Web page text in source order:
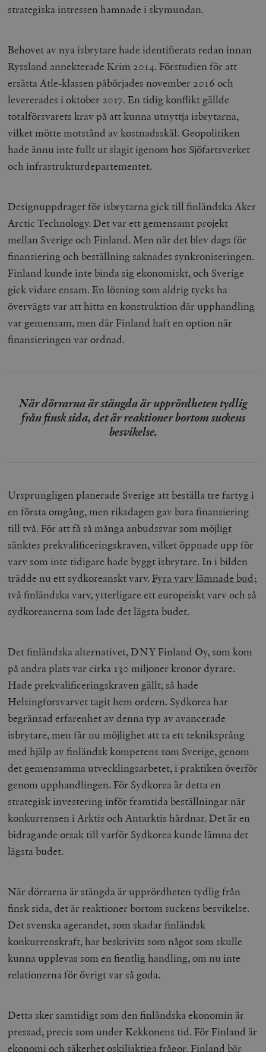
strategiska intressen hamnade i skymundan.
Behovet av nya isbrytare hade identifierats redan innan
Ryssland annekterade Krim 2014. Förstudien för att
ersätta Atle-klassen påbörjades november 2016 och
levererades i oktober 2017. En tidig konflikt gällde
totalförsvarets krav på att kunna utnyttja isbrytarna,
vilket mötte motstånd av kostnadsskäl. Geopolitiken
hade ännu inte fullt ut slagit igenom hos Sjöfartsverket
och infrastrukturdepartementet.
Designuppdraget för isbrytarna gick till finländska Aker
Arctic Technology. Det var ett gemensamt projekt
mellan Sverige och Finland. Men när det blev dags för
finansiering och beställning saknades synkroniseringen.
Finland kunde inte binda sig ekonomiskt, och Sverige
gick vidare ensam. En lösning som aldrig tycks ha
övervägts var att hitta en konstruktion där upphandling
var gemensam, men där Finland haft en option när
finansieringen var ordnad.
När dörrarna är stängda är upprördheten tydlig
från finsk sida, det är reaktioner bortom suckens
besvikelse.
Ursprungligen planerade Sverige att beställa tre fartyg i
en första omgång, men riksdagen gav bara finansiering
till två. För att få så många anbudssvar som möjligt
sänktes prekvalificeringskraven, vilket öppnade upp för
varv som inte tidigare hade byggt isbrytare. In i bilden
trädde nu ett sydkoreanskt varv.Fyra varv lämnade bud;
två finländska varv, ytterligare ett europeiskt varv och så
sydkoreanerna som lade det lägsta budet.
Det finländska alternativet, DNY Finland Oy, som kom
på andra plats var cirka 130 miljoner kronor dyrare.
Hade prekvalificeringskraven gällt, så hade
Helsingforsvarvet tagit hem ordern. Sydkorea har
begränsad erfarenhet av denna typ av avancerade
isbrytare, men får nu möjlighet att ta ett tekniksprång
med hjälp av finländsk kompetens som Sverige, genom
det gemensamma utvecklingsarbetet, i praktiken överför
genom upphandlingen. För Sydkorea är detta en
strategisk investering inför framtida beställningar när
konkurrensen i Arktis och Antarktis hårdnar. Det är en
bidragande orsak till varför Sydkorea kunde lämna det
lägsta budet.
När dörrarna är stängda är upprördheten tydlig från
finsk sida, det är reaktioner bortom suckens besvikelse.
Det svenska agerandet, som skadar finländsk
konkurrenskraft, har beskrivits som något som skulle
kunna upplevas som en fientlig handling, om nu inte
relationerna för övrigt var så goda.
Detta sker samtidigt som den finländska ekonomin är
pressad, precis som under Kekkonens tid. För Finland är
ekonomi och säkerhet oskiljaktiga frågor. Finland bär